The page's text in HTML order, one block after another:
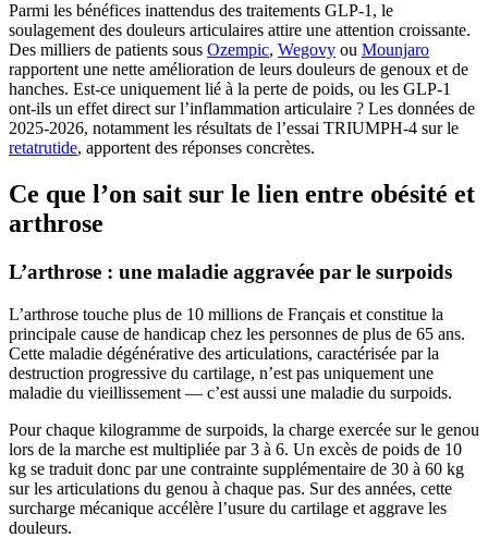
Parmi les bénéfices inattendus des traitements GLP-1, le
soulagement des douleurs articulaires attire une attention croissante.
Des milliers de patients sous Ozempic, Wegovy ou Mounjaro
rapportent une nette amélioration de leurs douleurs de genoux et de
hanches. Est-ce uniquement lié à la perte de poids, ou les GLP-1
ont-ils un effet direct sur l’inflammation articulaire ? Les données de
2025-2026, notamment les résultats de l’essai TRIUMPH-4 sur le
retatrutide, apportent des réponses concrètes.
Ce que l’on sait sur le lien entre obésité et
arthrose
L’arthrose : une maladie aggravée par le surpoids
L’arthrose touche plus de 10 millions de Français et constitue la
principale cause de handicap chez les personnes de plus de 65 ans.
Cette maladie dégénérative des articulations, caractérisée par la
destruction progressive du cartilage, n’est pas uniquement une
maladie du vieillissement — c’est aussi une maladie du surpoids.
Pour chaque kilogramme de surpoids, la charge exercée sur le genou
lors de la marche est multipliée par 3 à 6. Un excès de poids de 10
kg se traduit donc par une contrainte supplémentaire de 30 à 60 kg
sur les articulations du genou à chaque pas. Sur des années, cette
surcharge mécanique accélère l’usure du cartilage et aggrave les
douleurs.